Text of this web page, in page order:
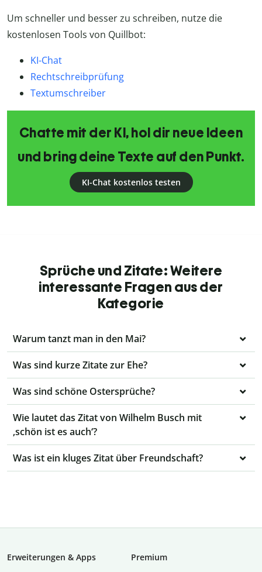
Um schneller und besser zu schreiben, nutze die
kostenlosen Tools von Quillbot:
KI-Chat
Rechtschreibprüfung
Textumschreiber
Chatte mit der KI, hol dir neue Ideen
und bring deine Texte auf den Punkt.
KI-Chat kostenlos testen
Sprüche und Zitate: Weitere
interessante Fragen aus der
Kategorie
Warum tanzt man in den Mai?
Was sind kurze Zitate zur Ehe?
Was sind schöne Ostersprüche?
Wie lautet das Zitat von Wilhelm Busch mit
‚schön ist es auch‘?
Was ist ein kluges Zitat über Freundschaft?
Erweiterungen & Apps
Premium